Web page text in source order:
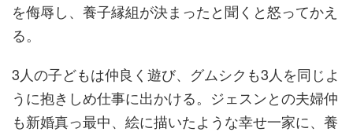
を侮辱し、養子縁組が決まったと聞くと怒ってかえ
る。
3人の子どもは仲良く遊び、グムシクも3人を同じよ
うに抱きしめ仕事に出かける。ジェスンとの夫婦仲
も新婚真っ最中、絵に描いたような幸せ一家に、養